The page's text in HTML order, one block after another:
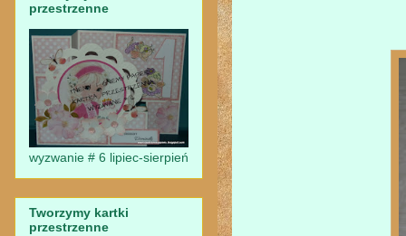
przestrzenne
wyzwanie # 6 lipiec-sierpień
Tworzymy kartki
przestrzenne